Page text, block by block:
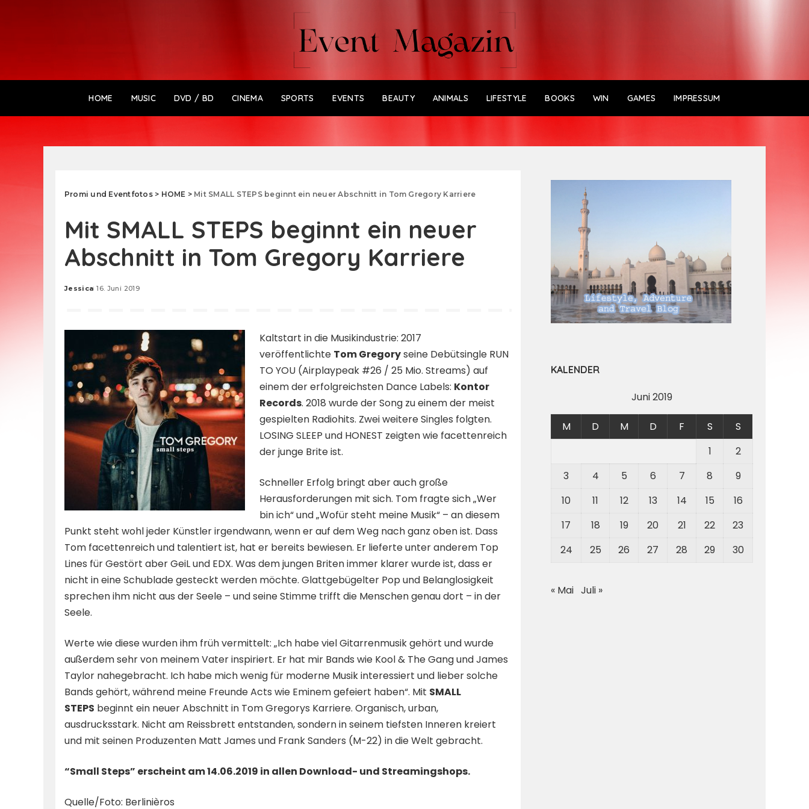
HOME MUSIC DVD / BD CINEMA SPORTS EVENTS BEAUTY ANIMALS LIFESTYLE BOOKS WIN GAMES IMPRESSUM
Promi und Eventfotos> HOME > Mit SMALL STEPS beginnt ein neuer Abschnitt in Tom Gregory Karriere
Mit SMALL STEPS beginnt ein neuer
Abschnitt in Tom Gregory Karriere
Posted
Jessica 16. Juni 2019
Kaltstart in die Musikindustrie: 2017
veröffentlichte Tom Gregoryseine Debütsingle RUN
TO YOU (Airplaypeak #26 / 25 Mio. Streams) auf
einem der erfolgreichsten Dance Labels: Kontor
Records. 2018 wurde der Song zu einem der meist
gespielten Radiohits. Zwei weitere Singles folgten.
LOSING SLEEP und HONEST zeigten wie facettenreich
der junge Brite ist.
Schneller Erfolg bringt aber auch große
Herausforderungen mit sich. Tom fragte sich „Wer
bin ich“ und „Wofür steht meine Musik“ – an diesem
Punkt steht wohl jeder Künstler irgendwann, wenn er auf dem Weg nach ganz oben ist. Dass
Tom facettenreich und talentiert ist, hat er bereits bewiesen. Er lieferte unter anderem Top
Lines für Gestört aber GeiL und EDX. Was dem jungen Briten immer klarer wurde ist, dass er
nicht in eine Schublade gesteckt werden möchte. Glattgebügelter Pop und Belanglosigkeit
sprechen ihm nicht aus der Seele – und seine Stimme trifft die Menschen genau dort – in der
Seele.
Werte wie diese wurden ihm früh vermittelt: „Ich habe viel Gitarrenmusik gehört und wurde
außerdem sehr von meinem Vater inspiriert. Er hat mir Bands wie Kool & The Gang und James
Taylor nahegebracht. Ich habe mich wenig für moderne Musik interessiert und lieber solche
Bands gehört, während meine Freunde Acts wie Eminem gefeiert haben“. Mit SMALL
STEPS beginnt ein neuer Abschnitt in Tom Gregorys Karriere. Organisch, urban,
ausdrucksstark. Nicht am Reissbrett entstanden, sondern in seinem tiefsten Inneren kreiert
und mit seinen Produzenten Matt James und Frank Sanders (M-22) in die Welt gebracht.
“Small Steps” erscheint am 14.06.2019 in allen Download- und Streamingshops.
Quelle/Foto: Berlinièros
KALENDER
Juni 2019
M D M D F S
S
1
2
3
4 5 6 7 8
9
10
11 12 13 14 15
16
17
18 19 20 21 22
23
24
25 26 27 28 29 30
« Mai Juli »